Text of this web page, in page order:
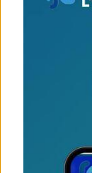
Canada